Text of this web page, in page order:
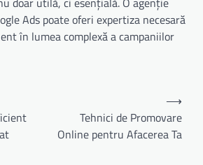
Ads poate oferi expertiza necesară
în lumea complexă a campaniilor
Tehnici de Promovare
Online pentru Afacerea Ta
⟶